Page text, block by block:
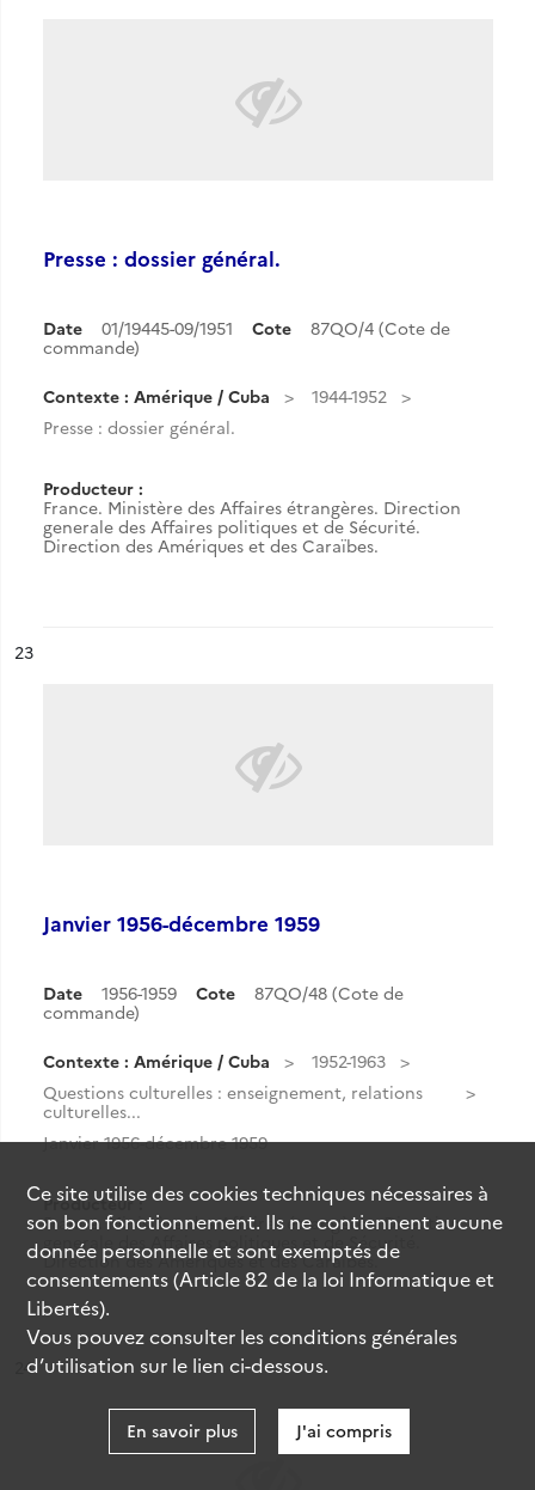
Presse : dossier général.
Date 01/19445-09/1951 Cote
87QO/4 (Cote de
commande)
Contexte : Amérique / Cuba
1944-1952
Presse : dossier général.
Producteur :
France. Ministère des Affaires étrangères. Direction
generale des Affaires politiques et de Sécurité.
Direction des Amériques et des Caraïbes.
n°
23
Janvier 1956-décembre 1959
Date 1956-1959 Cote
87QO/48 (Cote de
commande)
Contexte : Amérique / Cuba
1952-1963
Questions culturelles : enseignement, relations
culturelles...
Janvier 1956-décembre 1959
Producteur :
France. Ministère des Affaires étrangères. Direction
generale des Affaires politiques et de Sécurité.
Direction des Amériques et des Caraïbes.
n°
24
Ce site utilise descookiestechniques nécessaires à
son bon fonctionnement. Ils ne contiennent aucune
donnée personnelle et sont exemptés de
consentements (Article 82 de la loi Informatique et
Libertés).
Vous pouvez consulter les conditions générales
d’utilisation sur le lien ci-dessous.
En savoir plus J'ai compris